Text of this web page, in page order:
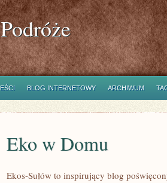
BLOG INTERNETOWY ARCHIWUM
Eko w Domu
Ekos-Sułów to inspirujący blog